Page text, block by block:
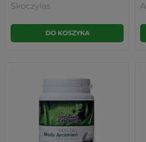
Skoczylas
DO KOSZYKA